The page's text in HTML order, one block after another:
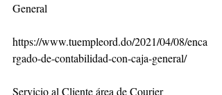
General
https://www.tuempleord.do/2021/04/08/enca
rgado-de-contabilidad-con-caja-general/
Servicio al Cliente área de Courier